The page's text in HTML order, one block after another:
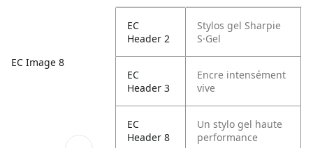
EC Image 8
EC
Header 2
Stylos gel Sharpie
S·Gel
EC
Header 3
Encre intensément
vive
EC
Header 8
Un stylo gel haute
performance